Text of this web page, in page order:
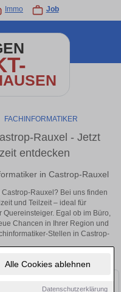
Alle Cookies ablehnen
Datenschutzerklärung
Immo Job
FACHINFORMATIKER
Rauxel - Jetzt
entdecken
in Castrop-Rauxel
Rauxel? Bei uns finden
und Teilzeit – ideal für
Quereinsteiger. Egal ob im Büro,
Chancen in Ihrer Region und
Stellen in Castrop-